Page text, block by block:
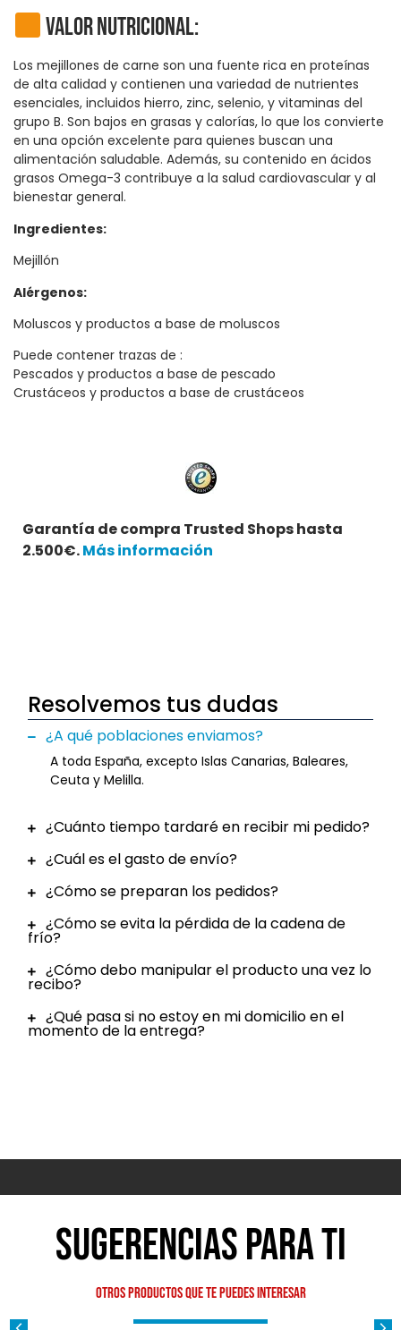
Valor Nutricional:
Los mejillones de carne son una fuente rica en proteínas
de alta calidad y contienen una variedad de nutrientes
esenciales, incluidos hierro, zinc, selenio, y vitaminas del
grupo B. Son bajos en grasas y calorías, lo que los convierte
en una opción excelente para quienes buscan una
alimentación saludable. Además, su contenido en ácidos
grasos Omega-3 contribuye a la salud cardiovascular y al
bienestar general.
Ingredientes:
Mejillón
Alérgenos:
Moluscos y productos a base de moluscos
Puede contener trazas de :
Pescados y productos a base de pescado
Crustáceos y productos a base de crustáceos
Garantía de compra Trusted Shops hasta
2.500€.Más información
Resolvemos tus dudas
¿A qué poblaciones enviamos?
A toda España, excepto Islas Canarias, Baleares,
Ceuta y Melilla.
¿Cuánto tiempo tardaré en recibir mi pedido?
¿Cuál es el gasto de envío?
¿Cómo se preparan los pedidos?
¿Cómo se evita la pérdida de la cadena de
frío?
¿Cómo debo manipular el producto una vez lo
recibo?
¿Qué pasa si no estoy en mi domicilio en el
momento de la entrega?
Sugerencias para ti
Otros productos que te puedes interesar